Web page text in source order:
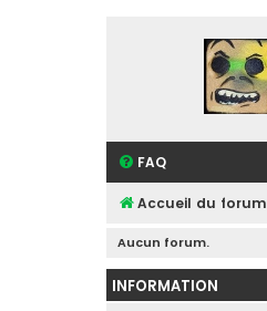
FAQ
Accueil du forum
Aucun forum.
INFORMATION